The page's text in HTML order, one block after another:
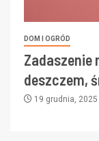
DOM I OGRÓD
Zadaszenie
deszczem,
19 grudnia, 2025